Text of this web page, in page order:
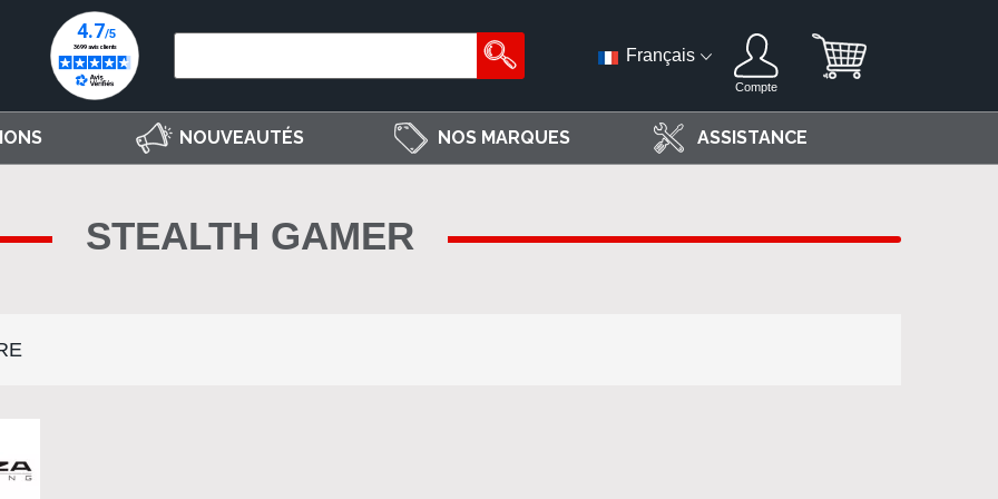
Français
Compte
NOUVEAUTÉS NOS MARQUES ASSISTANCE
STEALTH GAMER